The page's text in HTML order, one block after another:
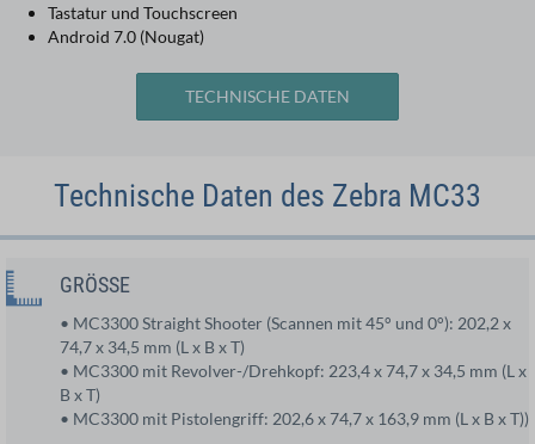
Tastatur und Touchscreen
Android 7.0 (Nougat)
TECHNISCHE DATEN
Technische Daten des Zebra MC33
GRÖSSE
• MC3300 Straight Shooter (Scannen mit 45° und 0°): 202,2 x
74,7 x 34,5 mm (L x B x T)
• MC3300 mit Revolver-/Drehkopf: 223,4 x 74,7 x 34,5 mm (L x
B x T)
• MC3300 mit Pistolengriff: 202,6 x 74,7 x 163,9 mm (L x B x T))